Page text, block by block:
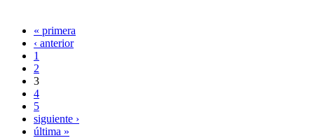
Páginas
« primera
‹ anterior
1
2
3
4
5
siguiente ›
última »